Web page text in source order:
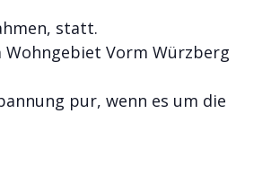
statt.
Wohngebiet Vorm Würzberg
pur, wenn es um die